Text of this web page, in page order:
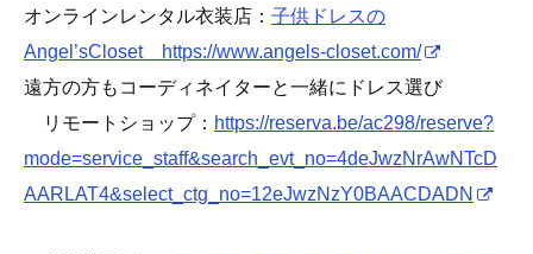
オンラインレンタル衣装店： 子供ドレスの
Angel’sCloset https://www.angels-closet.com/
遠方の方もコーディネイターと一緒にドレス選び
リモートショップ： https://reserva.be/ac298/reserve?
mode=service_staff&search_evt_no=4deJwzNrAwNTcD
AARLAT4&select_ctg_no=12eJwzNzY0BAACDADN